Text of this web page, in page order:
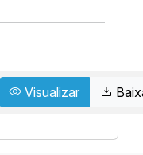
Visualizar